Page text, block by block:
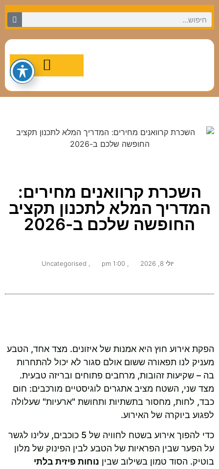
השכרת קרוואנים מחירים:
המדריך המלא לתכנון תקציב
החופשה שלכם ב-2026
יולי 8, 2026 1:00 pm
Uncategorised
הפקת אירוע חוץ היא אמנות של איזונים. מצד אחד, הטבע
מעניק לנו תפאורה ששום אולם סגור לא יכול להתחרות
בה – שקיעות זהובות, מרחבים פתוחים ובריזה טבעית.
מצד שני, השטח מציב אתגרים לוגיסטיים מורכבים: חום
כבד, לחות, מחסור בתשתיות ותחושת "ארעיות" שעלולה
לפגוע ביוקרה של האירוע.
כדי להפוך אירוע בשטח לחוויה של 5 כוכבים, עלינו לגשר
על הפער שבין הפראיות של הטבע לבין הפינוק של מלון
בוטיק. הסוד טמון בשילוב שבין נוחות פיזית בלתי